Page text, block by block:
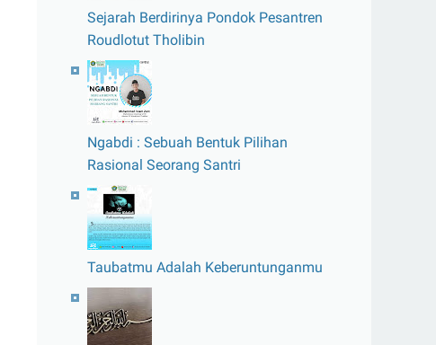
Sejarah Berdirinya Pondok Pesantren
Roudlotut Tholibin
Ngabdi : Sebuah Bentuk Pilihan
Rasional Seorang Santri
Taubatmu Adalah Keberuntunganmu